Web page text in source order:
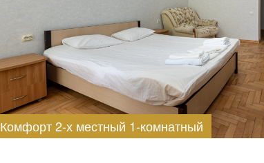
Комфорт 2-х местный 1-комнатный